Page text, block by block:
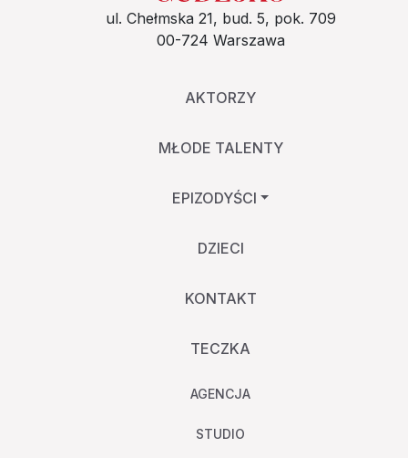
ul. Chełmska 21, bud. 5, pok. 709
00-724 Warszawa
AKTORZY
MŁODE TALENTY
EPIZODYŚCI
DZIECI
KONTAKT
TECZKA
AGENCJA
STUDIO